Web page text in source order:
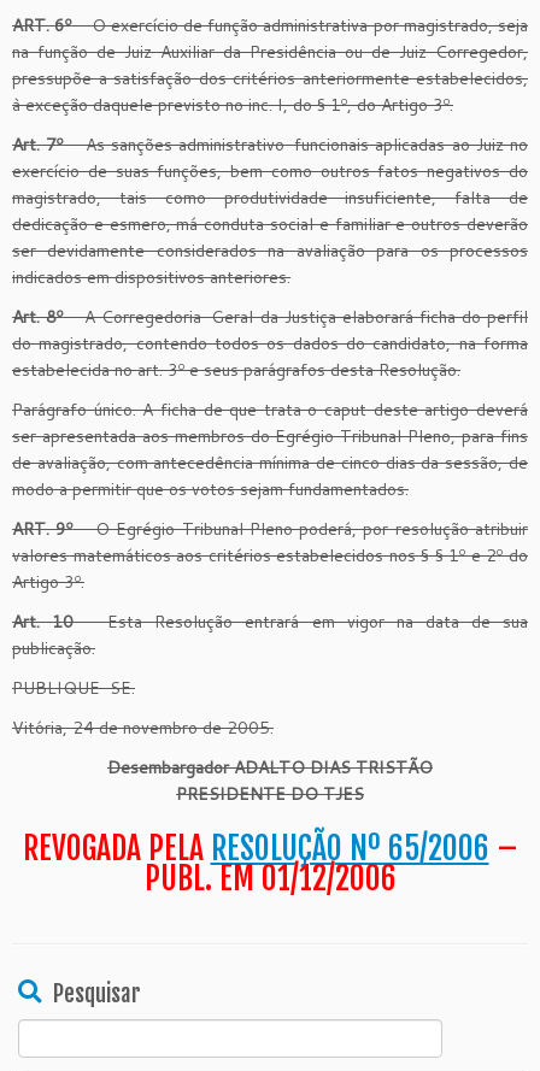
ART. 6º– O exercício de função administrativa por magistrado, seja
na função de Juiz Auxiliar da Presidência ou de Juiz Corregedor,
pressupõe a satisfação dos critérios anteriormente estabelecidos,
à exceção daquele previsto no inc. I, do § 1º, do Artigo 3º.
Art. 7º– As sanções administrativo-funcionais aplicadas ao Juiz no
exercício de suas funções, bem como outros fatos negativos do
magistrado, tais como produtividade insuficiente, falta de
dedicação e esmero, má conduta social e familiar e outros deverão
ser devidamente considerados na avaliação para os processos
indicados em dispositivos anteriores.
Art. 8º– A Corregedoria-Geral da Justiça elaborará ficha do perfil
do magistrado, contendo todos os dados do candidato, na forma
estabelecida no art. 3º e seus parágrafos desta Resolução.
Parágrafo único. A ficha de que trata o caput deste artigo deverá
ser apresentada aos membros do Egrégio Tribunal Pleno, para fins
de avaliação, com antecedência mínima de cinco dias da sessão, de
modo a permitir que os votos sejam fundamentados.
ART. 9º– O Egrégio Tribunal Pleno poderá, por resolução atribuir
valores matemáticos aos critérios estabelecidos nos § § 1º e 2º do
Artigo 3º.
Art. 10– Esta Resolução entrará em vigor na data de sua
publicação.
PUBLIQUE-SE.
Vitória, 24 de novembro de 2005.
Desembargador ADALTO DIAS TRISTÃO
PRESIDENTE DO TJES
REVOGADA PELA RESOLUÇÃO Nº 65/2006 –
PUBL. EM 01/12/2006
Pesquisar
Search
for: